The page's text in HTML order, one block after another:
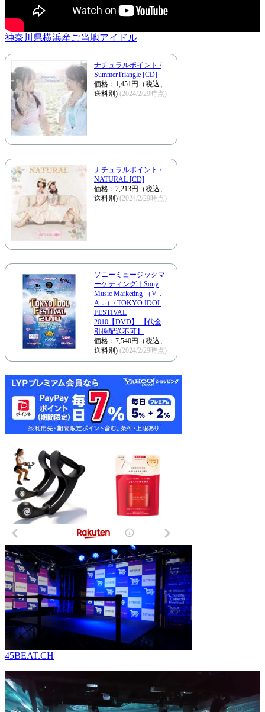
神奈川県横浜産ご当地アイドル
ナチュラルポイント /
SummerTriangle [CD]
価格：1,451円（税込、
送料別) (2024/2/29時点)
ナチュラルポイント /
NATURAL [CD]
価格：2,213円（税込、
送料別) (2024/2/29時点)
ソニーミュージックマ
ーケティング｜Sony
Music Marketing （V．
A．）/ TOKYO IDOL
FESTIVAL
2010【DVD】 【代金
引換配送不可】
価格：7,540円（税込、
送料別) (2024/2/29時点)
45BEAT.CH